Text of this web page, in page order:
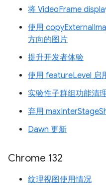
将 VideoFrame
使用
方向的图片
提升开发者体验
使用 featureLevel 启
实验性子群组功能清
弃用
Dawn 更新
Chrome 132
纹理视图使用情况